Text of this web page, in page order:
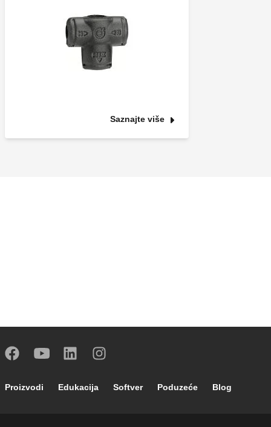
Saznajte više
Footer main navigation
Proizvodi Edukacija Softver Poduzeće Blog